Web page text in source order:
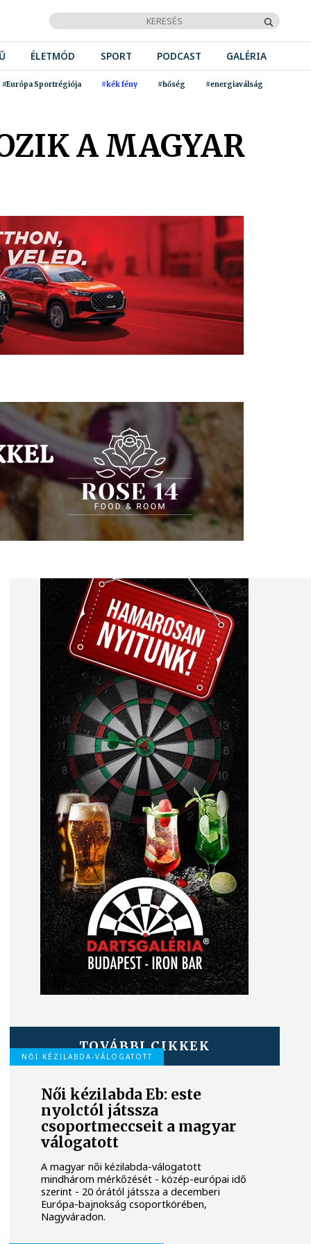
ÉLETMÓD SPORT PODCAST GALÉRIA
#Európa Sportrégiója #kék fény #hőség #energiaválság
A MAGYAR
TOVÁBBI CIKKEK
NŐI KÉZILABDA-VÁLOGATOTT
Női kézilabda Eb: este
nyolctól játssza
csoportmeccseit a magyar
válogatott
A magyar női kézilabda-válogatott
mindhárom mérkőzését - közép-európai idő
szerint - 20 órától játssza a decemberi
Európa-bajnokság csoportkörében,
Nagyváradon.